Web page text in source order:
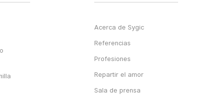
Acerca de Sygic
Referencias
Profesiones
Repartir el amor
Sala de prensa